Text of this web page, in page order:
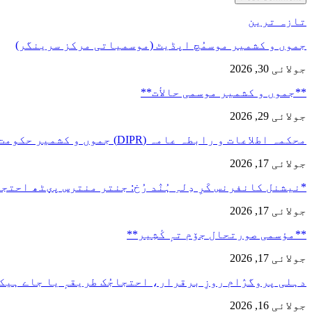
تازہ ترین
جموں و کشمیر موسمُچ اپڈیٹ (موسمیاتی مرکز سرینگر)
جولائی 30, 2026
**جموں و كشمیر موسمی حالأت**
جولائی 29, 2026
محکمہ اطلاعات و رابطہ عامہ (DIPR) جموں و کشمیر حکومت طرفہ…
جولائی 17, 2026
*نیشنل کانفرنس کَرِ دِلہِ ہُنٛد رُخ: جنتر منترس پؠٹھ
جولائی 17, 2026
**مؤسمی صورتحال جۆم تہٕ کٔشِیر**
جولائی 17, 2026
دہلی پروگرٛام روزِ برقرار، احتجاجُک طریقہٕ یا جاے
جولائی 16, 2026